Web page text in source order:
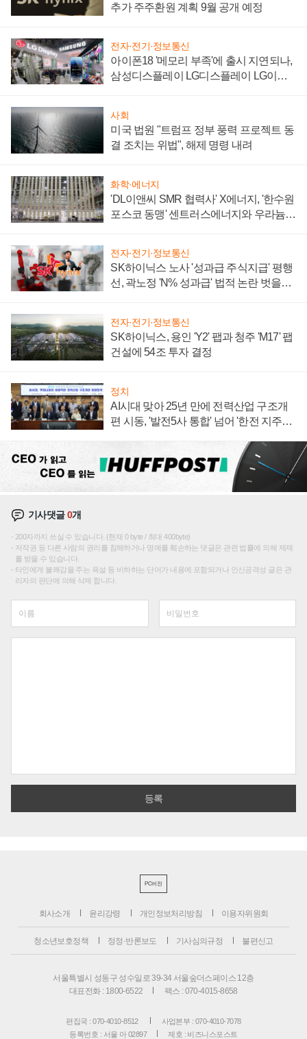
추가 주주환원 계획 9월 공개 예정
전자·전기·정보통신
아이폰18 '메모리 부족'에 출시 지연되나,
삼성디스플레이 LG디스플레이 LG이노
사회
미국 법원 "트럼프 정부 풍력 프로젝트 동
결 조치는 위법", 해제 명령 내려
화학·에너지
'DL이앤씨 SMR 협력사' X에너지, '한수원
포스코 동맹' 센트러스에너지와 우라늄
전자·전기·정보통신
SK하이닉스 노사 '성과급 주식지급' 평행
선, 곽노정 'N% 성과급' 법적 논란 벗을지
전자·전기·정보통신
SK하이닉스, 용인 'Y2' 팹과 청주 'M17' 팹
건설에 54조 투자 결정
정치
AI시대 맞아 25년 만에 전력산업 구조개
편 시동, '발전5사 통합' 넘어 '한전 지주사'
기사댓글0개
200자까지 쓰실 수 있습니다. (현재 0 byte / 최대 400byte)
저작권 등 다른 사람의 권리를 침해하거나 명예를 훼손하는 댓글은 관련 법률에 의해 제재
를 받을 수 있습니다.
타인에게 불쾌감을 주는 욕설 등 비하하는 단어가 내용에 포함되거나 인신공격성 글은 관
리자의 판단에 의해 삭제 합니다.
PC버전
회사소개 윤리강령 개인정보처리방침 이용자위원회
청소년보호정책 정정·반론보도 기사심의규정 불편신고
서울특별시 성동구 성수일로 39-34 서울숲더스페이스 12층
대표전화 : 1800-6522
팩스 : 070-4015-8658
편집국 : 070-4010-8512
사업본부 : 070-4010-7078
등록번호 : 서울 아 02897
제호 : 비즈니스포스트